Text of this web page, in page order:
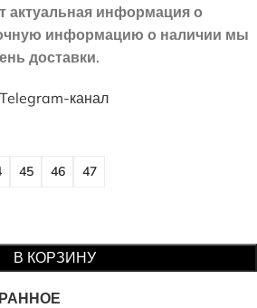
актуальная информация о
информацию о наличии мы
доставки.
Telegram-канал
45 46 47
В КОРЗИНУ